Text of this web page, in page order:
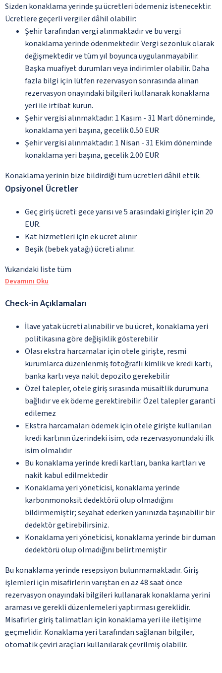
Sizden konaklama yerinde şu ücretleri ödemeniz istenecektir.
Ücretlere geçerli vergiler dâhil olabilir:
Şehir tarafından vergi alınmaktadır ve bu vergi
konaklama yerinde ödenmektedir. Vergi sezonluk olarak
değişmektedir ve tüm yıl boyunca uygulanmayabilir.
Başka muafiyet durumları veya indirimler olabilir. Daha
fazla bilgi için lütfen rezervasyon sonrasında alınan
rezervasyon onayındaki bilgileri kullanarak konaklama
yeri ile irtibat kurun.
Şehir vergisi alınmaktadır: 1 Kasım - 31 Mart döneminde,
konaklama yeri başına, gecelik 0.50 EUR
Şehir vergisi alınmaktadır: 1 Nisan - 31 Ekim döneminde
konaklama yeri başına, gecelik 2.00 EUR
Konaklama yerinin bize bildirdiği tüm ücretleri dâhil ettik.
Opsiyonel Ücretler
Geç giriş ücreti: gece yarısı ve 5 arasındaki girişler için 20
EUR.
Kat hizmetleri için ek ücret alınır
Beşik (bebek yatağı) ücreti alınır.
Yukarıdaki liste tüm
Devamını Oku
Check-in Açıklamaları
İlave yatak ücreti alınabilir ve bu ücret, konaklama yeri
politikasına göre değişiklik gösterebilir
Olası ekstra harcamalar için otele girişte, resmi
kurumlarca düzenlenmiş fotoğraflı kimlik ve kredi kartı,
banka kartı veya nakit depozito gerekebilir
Özel talepler, otele giriş sırasında müsaitlik durumuna
bağlıdır ve ek ödeme gerektirebilir. Özel talepler garanti
edilemez
Ekstra harcamaları ödemek için otele girişte kullanılan
kredi kartının üzerindeki isim, oda rezervasyonundaki ilk
isim olmalıdır
Bu konaklama yerinde kredi kartları, banka kartları ve
nakit kabul edilmektedir
Konaklama yeri yöneticisi, konaklama yerinde
karbonmonoksit dedektörü olup olmadığını
bildirmemiştir; seyahat ederken yanınızda taşınabilir bir
dedektör getirebilirsiniz.
Konaklama yeri yöneticisi, konaklama yerinde bir duman
dedektörü olup olmadığını belirtmemiştir
Bu konaklama yerinde resepsiyon bulunmamaktadır. Giriş
işlemleri için misafirlerin varıştan en az 48 saat önce
rezervasyon onayındaki bilgileri kullanarak konaklama yerini
araması ve gerekli düzenlemeleri yaptırması gereklidir.
Misafirler giriş talimatları için konaklama yeri ile iletişime
geçmelidir. Konaklama yeri tarafından sağlanan bilgiler,
otomatik çeviri araçları kullanılarak çevrilmiş olabilir.